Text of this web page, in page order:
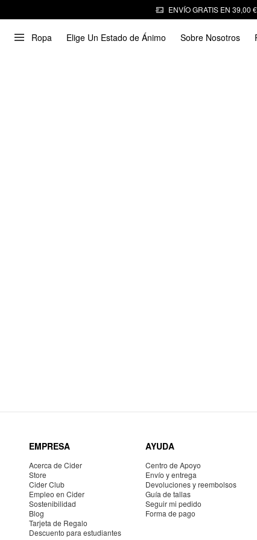
ENVÍO GRATIS EN 39,00 €
Ropa Elige Un Estado de Ánimo Sobre Nosotros
EMPRESA
Acerca de Cider
Store
Cider Club
Empleo en Cider
Sostenibilidad
Blog
Tarjeta de Regalo
Descuento para estudiantes
AYUDA
Centro de Apoyo
Envío y entrega
Devoluciones y reembolsos
Guía de tallas
Seguir mi pedido
Forma de pago